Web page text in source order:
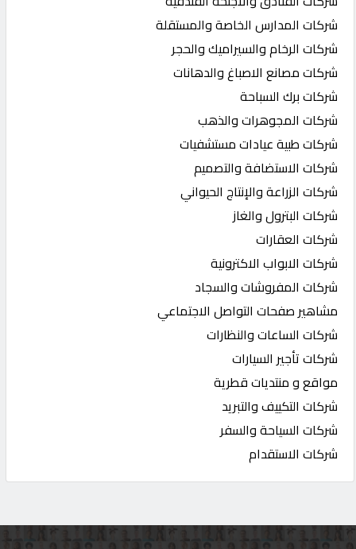
شركات المدارس الخاصة والمستقلة
شركات الرخام والسيراميك والحجر
شركات مصانع الاصباغ والدهانات
شركات برك السباحة
شركات المجوهرات والذهب
شركات طبية عيادات مستشفيات
شركات الاستضافة والتصميم
شركات الزراعة والإنتاج الحيواني
شركات البترول والغاز
شركات العقارات
شركات الابواب الاكترونية
شركات المفروشات والسجاد
مشاهير صفحات التواصل الاجتماعي
شركات الساعات والنظارات
شركات تأجير السيارات
مواقع و منتديات قطرية
شركات التكييف والتبريد
شركات السياحة والسفر
شركات الاستقدام